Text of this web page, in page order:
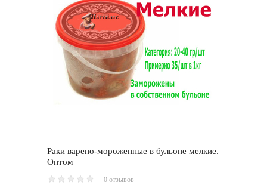
Раки варено-мороженные в бульоне мелкие.
Оптом
0 отзывов